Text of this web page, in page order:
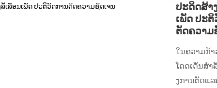
ປະດິດສ້າ
ເພັດ ປະ
ຕັດຄວາມ
ໃນຄວາມກ້
ໂດດເດັ່ນສໍ
ງການຕັດແລ